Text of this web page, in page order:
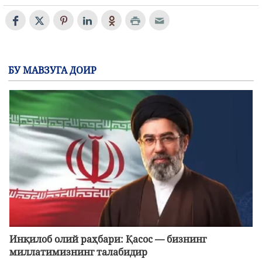
БУ МАВЗУГА ДОИР
Инқилоб олий раҳбари: Қасос — бизнинг
миллатимизнинг талабидир